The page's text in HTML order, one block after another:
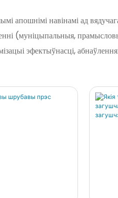
апошнімі навінамі ад
(муніцыпальныя,
эфектыўнасці,